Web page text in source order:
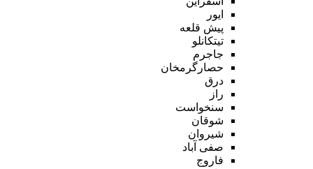
ایور
پیش قلعه
تیتکانلو
جاجرم
حصارگرمخان
درق
راز
سنخواست
شوقان
شیروان
صفی آباد
فاروج